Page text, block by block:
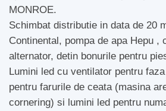
MONROE.
Schimbat distributie in data de 20
Continental, pompa de apa Hepu ,
alternator, detin bonurile pentru
Lumini led cu ventilator pentru
pentru farurile de ceata (masina
cornering) si lumini led pentru